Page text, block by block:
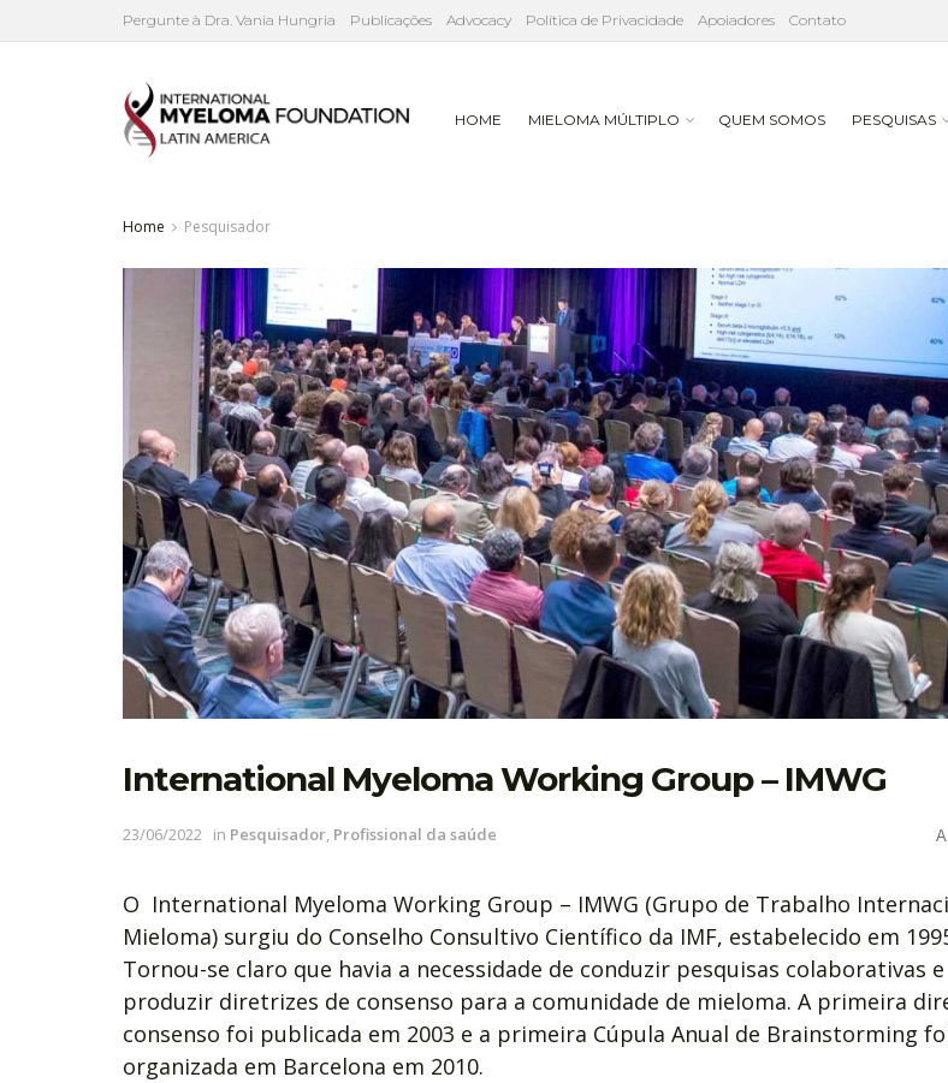
Pergunte à Dra. Vania Hungria Publicações Advocacy Política de Privacidade Apoiadores Contato
HOME MIELOMA MÚLTIPLO QUEM SOMOS PESQUISAS
Home Pesquisador
International Myeloma Working Group – IMWG
23/06/2022 in Pesquisador, Profissional da saúde A
O International Myeloma Working Group – IMWG (Grupo de Trabalho
Mieloma) surgiu do Conselho Consultivo Científico da IMF, estabelecido em
Tornou-se claro que havia a necessidade de conduzir pesquisas colaborativas e
produzir diretrizes de consenso para a comunidade de mieloma. A primeira
consenso foi publicada em 2003 e a primeira Cúpula Anual de Brainstorming
organizada em Barcelona em 2010.